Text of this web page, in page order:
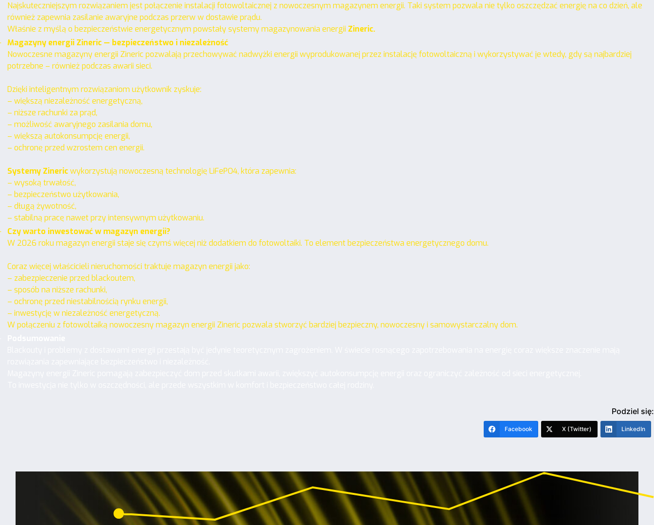
Najskuteczniejszym rozwiązaniem jest połączenie instalacji fotowoltaicznej z nowoczesnym magazynem energii. Taki system pozwala nie tylko oszczędzać energię na co dzień, ale
również zapewnia zasilanie awaryjne podczas przerw w dostawie prądu.
Właśnie z myślą o bezpieczeństwie energetycznym powstały systemy magazynowania energii Zineric.
.
Magazyny energii Zineric — bezpieczeństwo i niezależność
Nowoczesne magazyny energii Zineric pozwalają przechowywać nadwyżki energii wyprodukowanej przez instalację fotowoltaiczną i wykorzystywać je wtedy, gdy są najbardziej
potrzebne – również podczas awarii sieci.
Dzięki inteligentnym rozwiązaniom użytkownik zyskuje:
– większą niezależność energetyczną,
– niższe rachunki za prąd,
– możliwość awaryjnego zasilania domu,
– większą autokonsumpcję energii,
– ochronę przed wzrostem cen energii.
Systemy Zinericwykorzystują nowoczesną technologię LiFePO4, która zapewnia:
– wysoką trwałość,
– bezpieczeństwo użytkowania,
– długą żywotność,
– stabilną pracę nawet przy intensywnym użytkowaniu.
.
Czy warto inwestować w magazyn energii?
W 2026 roku magazyn energii staje się czymś więcej niż dodatkiem do fotowoltaiki. To element bezpieczeństwa energetycznego domu.
Coraz więcej właścicieli nieruchomości traktuje magazyn energii jako:
– zabezpieczenie przed blackoutem,
– sposób na niższe rachunki,
– ochronę przed niestabilnością rynku energii,
– inwestycję w niezależność energetyczną.
W połączeniu z fotowoltaiką nowoczesny magazyn energii Zineric pozwala stworzyć bardziej bezpieczny, nowoczesny i samowystarczalny dom.
Podziel się:
Facebook X (Twitter) LinkedIn